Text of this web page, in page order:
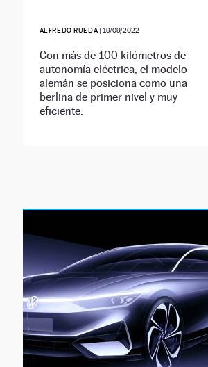
ALFREDO RUEDA | 19/09/2022
Con más de 100 kilómetros de
autonomía eléctrica, el modelo
alemán se posiciona como una
berlina de primer nivel y muy
eficiente.